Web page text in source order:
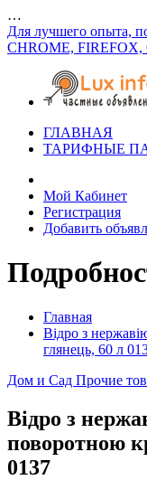
…
Для лучшего опыта,
CHROME, FIREFOX,
ГЛАВНАЯ
ТАРИФНЫЕ
Мой Кабинет
Регистрация
Добавить
Главная
Відро з
глянець, 60 л
Дом и Сад Прочие
Відро з
поворотною
0137